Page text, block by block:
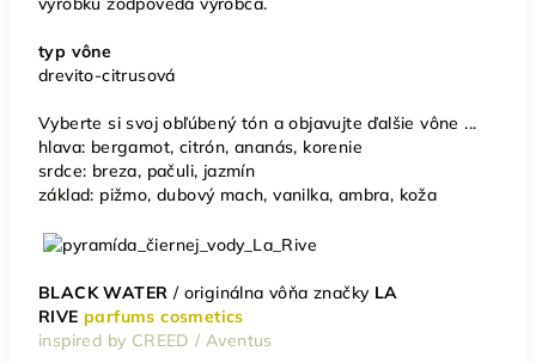
typ vône
drevito-citrusová
Vyberte si svoj obľúbený tón a objavujte ďalšie vône ...
hlava: bergamot, citrón, ananás, korenie
srdce: breza, pačuli, jazmín
základ: pižmo, dubový mach, vanilka, ambra, koža
BLACK WATER / originálna vôňa značky LA
RIVE parfums cosmetics
inspired by CREED / Aventus